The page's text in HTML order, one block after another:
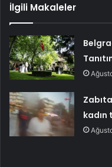
İlgili Makaleler
kadın